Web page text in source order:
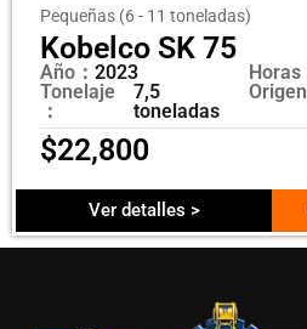
Pequeñas (6 - 11 toneladas)
Kobelco SK 75
Año： 2023
Tonelaje
：
7,5
toneladas
Horas
Origen
$22,800
Ver detalles >